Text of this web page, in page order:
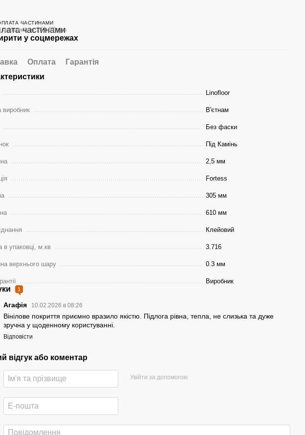
ЧАСТИНАМИ
платежі по 261.67 грн
у соцмережах
Оплата
Гарантія
Linofloor
виробник В'єтнам
Без фаски
Під Камінь
2,5 мм
Fortess
305 мм
610 мм
Клейовий
в упаковці, м.кв 3.716
верхнього шару 0.3 мм
Виробник
1
Агафія 10.02.2026 в 08:26
Вінілове покриття приємно вразило якістю. Підлога рівна, тепла, не слизька та дуже
зручна у щоденному користуванні.
Відповісти
відгук або коментар
Увійти за допомогою